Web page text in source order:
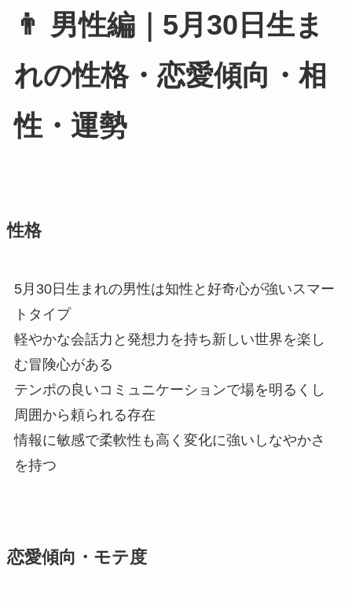
👨 男性編｜5月30日生ま
れの性格・恋愛傾向・相
性・運勢
性格
5月30日生まれの男性は知性と好奇心が強いスマー
トタイプ
軽やかな会話力と発想力を持ち新しい世界を楽し
む冒険心がある
テンポの良いコミュニケーションで場を明るくし
周囲から頼られる存在
情報に敏感で柔軟性も高く変化に強いしなやかさ
を持つ
恋愛傾向・モテ度